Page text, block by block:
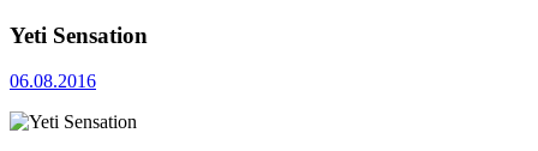
Yeti Sensation
06.08.2016